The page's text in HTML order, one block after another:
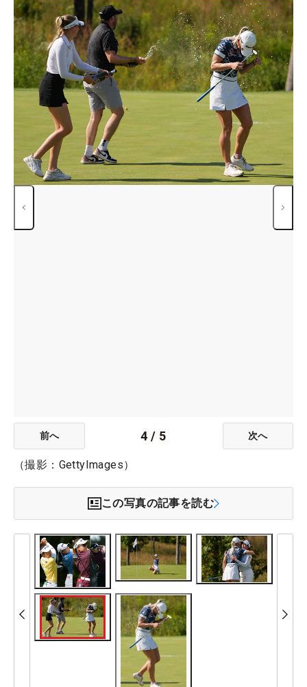
前へ 4 / 5 次へ
（撮影：GettyImages）
この写真の記事を読む